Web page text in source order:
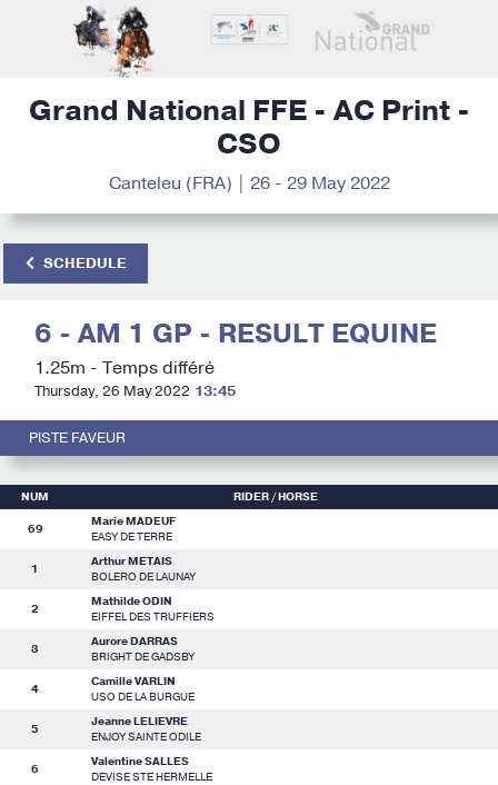
Grand National FFE - AC Print -
CSO
Canteleu (FRA) | 26 - 29 May 2022
SCHEDULE
6 - AM 1 GP - RESULT EQUINE
1.25m - Temps différé
Thursday, 26 May 2022 13:45
PISTE FAVEUR
NUM RIDER/ HORSE
69
Marie MADEUF
EASY DE TERRE
1
Arthur METAIS
BOLERO DE LAUNAY
2
Mathilde ODIN
EIFFEL DES TRUFFIERS
3
Aurore DARRAS
BRIGHT DE GADSBY
4
Camille VARLIN
USO DE LA BURGUE
5
Jeanne LELIEVRE
ENJOY SAINTE ODILE
6
Valentine SALLES
DEVISE STE HERMELLE